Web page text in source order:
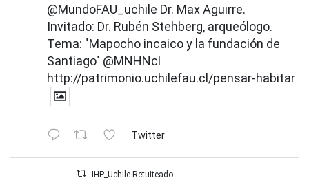
@MundoFAU_uchile Dr. Max Aguirre.
Invitado: Dr. Rubén Stehberg, arqueólogo.
Tema: "Mapocho incaico y la fundación de
Santiago" @MNHNcl
http://patrimonio.uchilefau.cl/pensar-habitar
Twitter
IHP_Uchile Retuiteado